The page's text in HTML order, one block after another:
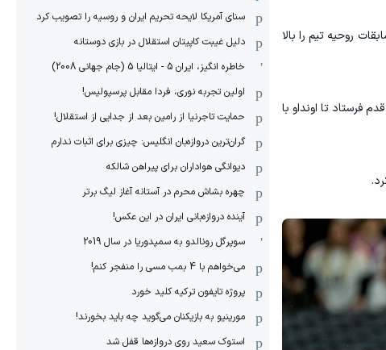
روحیه تیم را بالا
فرستاد تا اونداو با
سنای آمریکا لایحه تحریم ایران و روسیه را تصویب کرد
دلیل غیبت کاپیتان استقلال در بازی دوستانه
خاطره انگیز، ایران 5 - ایتالیا 5 (جام جهانی 2008)
اولین تجربه نوری، فردا مقابل پرسپولیس!
حمایت تاجرنیا از رامین بعد از جدایی از استقلال!
گران‌ترین دروازه‌بان انگلیس: چیزی برای اثبات ندارم
دیوانگی هواداران برای پیراهن شالکه
چهره بشاش محرم در آستانه آغاز لیگ برتر
آینده دروازه‌بانی ایران در این عکس!
سوپرگل رونالدو به سمپدوریا در سال 2019
می‌خواهم با 4 بمب مسی را منفجر کنم!
پروژه تایفون ترکیه کلید خورد
مورینیو به بازیکنان می‌گوید چه باید بخورند!
استوک سعید روی دروازه‌ها قفل شد